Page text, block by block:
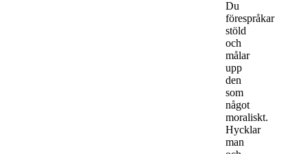
Du
förespråkar
stöld
och
målar
upp
den
som
något
moraliskt.
Hycklar
man